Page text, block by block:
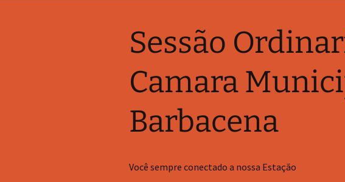
Sessão
Camara
Barbacena
Você sempre conectado a nossa Estação